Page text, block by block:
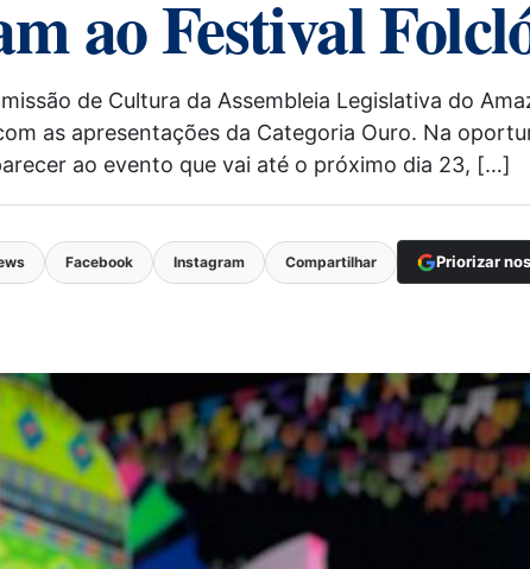
ao Festival
de Cultura da Assembleia Legislativa do
as apresentações da Categoria Ouro. Na
ao evento que vai até o próximo dia 23, […]
Facebook Instagram Compartilhar Priorizar